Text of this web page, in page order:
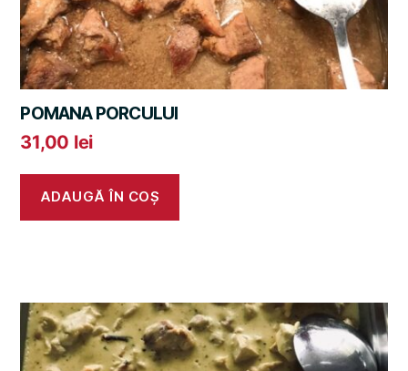
POMANA PORCULUI
31,00 lei
ADAUGĂ ÎN COȘ